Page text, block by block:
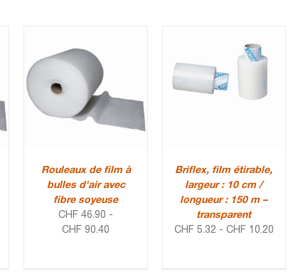
Rouleaux de film à
bulles d'air avec
fibre soyeuse
CHF 46.90 -
CHF 90.40
Briflex, film étirable,
largeur : 10 cm /
longueur : 150 m –
transparent
CHF 5.32 - CHF 10.20